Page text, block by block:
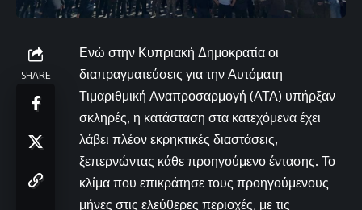
SHARE
Ενώ στην Κυπριακή Δημοκρατία οι
διαπραγματεύσεις για την Αυτόματη
Τιμαριθμική Αναπροσαρμογή (ΑΤΑ) υπήρξαν
σκληρές, η κατάσταση στα κατεχόμενα έχει
λάβει πλέον εκρηκτικές διαστάσεις,
ξεπερνώντας κάθε προηγούμενο έντασης. Το
κλίμα που επικράτησε τους προηγούμενους
μήνες στις ελεύθερες περιοχές, με τις